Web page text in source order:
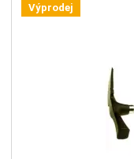
Výprodej